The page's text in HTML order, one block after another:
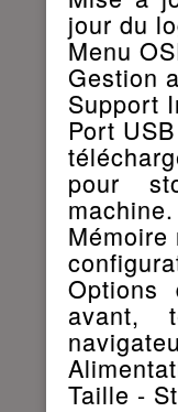
jour du
Menu
Gestion
Support
Port
pour
machine.
Options
avant,
Taille -